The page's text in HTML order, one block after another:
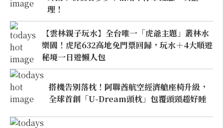
理！
【雲林親子玩水】全台唯一「虎爺主題」叢林水
樂園！虎尾632高地免門票回歸，玩水＋4大順遊
秘境一日遊懶人包
搭機告別落枕！阿聯酋航空經濟艙座椅升級，
全球首創「U-Dream頭枕」包覆頭頸超好睡